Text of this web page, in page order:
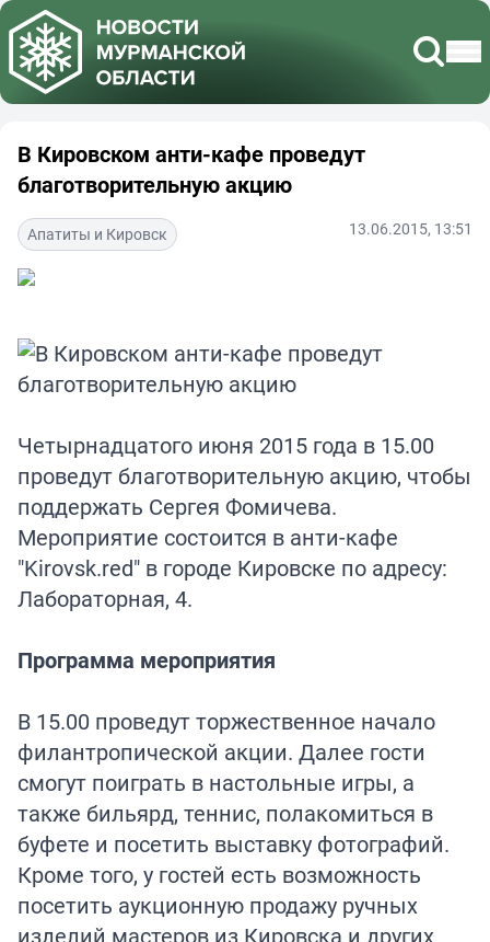
В Кировском анти-кафе проведут
благотворительную акцию
Апатиты и Кировск 13.06.2015, 13:51
Четырнадцатого июня 2015 года в 15.00
проведут благотворительную акцию, чтобы
поддержать Сергея Фомичева.
Мероприятие состоится в анти-кафе
"Kirovsk.red" в городе Кировске по адресу:
Лабораторная, 4.
Программа мероприятия
В 15.00 проведут торжественное начало
филантропической акции. Далее гости
смогут поиграть в настольные игры, а
также бильярд, теннис, полакомиться в
буфете и посетить выставку фотографий.
Кроме того, у гостей есть возможность
посетить аукционную продажу ручных
изделий мастеров из Кировска и других